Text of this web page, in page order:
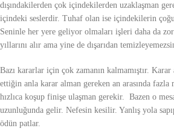
dışındakilerden çok içindekilerden uzaklaşman
içindeki seslerdir. Tuhaf olan ise içindekilerin çoğu
Seninle her yere geliyor olmaları işleri daha da
yıllarını alır ama yine de dışarıdan
Bazı kararlar için çok zamanın kalmamıştır.
ettiğin anla karar alman gereken an arasında fazla
hızlıca koşup finişe ulaşman gerekir. Bazen o
uzunluğunda gelir. Nefesin kesilir. Yanlış yola
ödün patlar.